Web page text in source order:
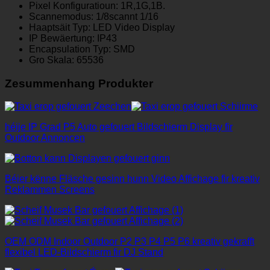
Pixel Konfiguratioun: 1R,1G,1B.
Scannemodus: 1/8scannt 1/16
Haaptsäit Typ: LED Video Display
IP Bewäertung: IP43
Encapsulation Typ: SMD
Gro Skala: 65536
Zesummenhang Produkter
héije IP Grad P5 Auto gefouert Bildschierm Display fir
Outdoor Annoncen
Béier kënne Fläsche gesinn hunn Video Affichage fir kreativ
Reklammen Screens
OEM ODM Indoor Outdoor P2 P3 P4 P5 P6 kreativ gekrafft
flexibel LED-Bildschierm fir DJ Stand